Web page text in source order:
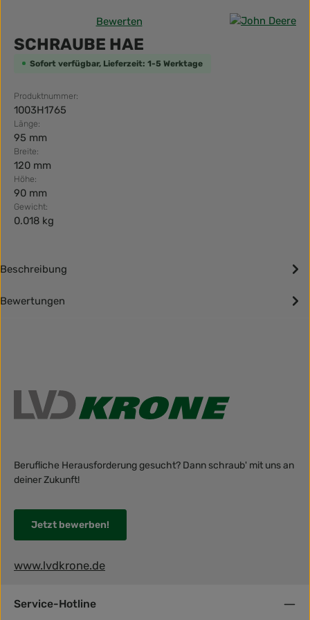
Durchschnittliche Bewertung von 0 von 5 Sternen
Bewerten
SCHRAUBE HAE
Sofort verfügbar, Lieferzeit: 1-5 Werktage
Produktnummer:
1003H1765
Länge:
95 mm
Breite:
120 mm
Höhe:
90 mm
Gewicht:
0.018 kg
Beschreibung
Bewertungen
Berufliche Herausforderung gesucht? Dann schraub' mit uns an
deiner Zukunft!
Jetzt bewerben!
www.lvdkrone.de
Service-Hotline